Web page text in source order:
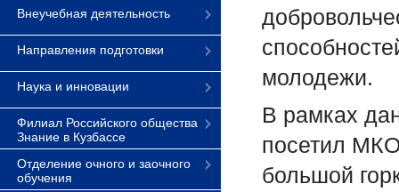
Внеучебная деятельность
Направления подготовки
Наука и инновации
Филиал Российского общества
Знание в Кузбассе
Отделение очного и заочного
обучения
молодежи.
В рамках
посетил
большой